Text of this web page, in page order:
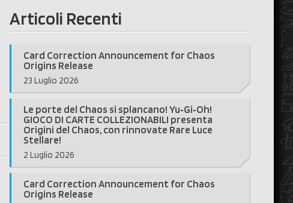
Articoli Recenti
Card Correction Announcement for Chaos
Origins Release
23 Luglio 2026
Le porte del Chaos si splancano! Yu‑Gi‑Oh!
GIOCO DI CARTE COLLEZIONABILI presenta
Origini del Chaos, con rinnovate Rare Luce
Stellare!
2 Luglio 2026
Card Correction Announcement for Chaos
Origins Release